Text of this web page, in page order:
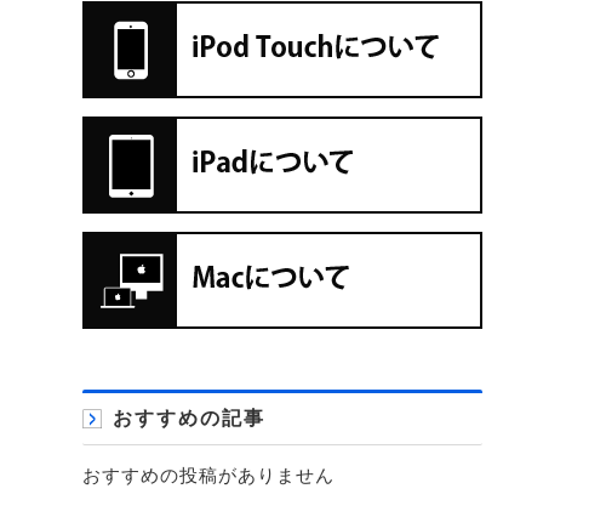
おすすめの記事
おすすめの投稿がありません